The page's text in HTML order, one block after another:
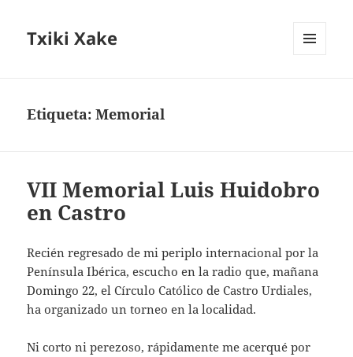
Txiki Xake
Etiqueta:Memorial
VII Memorial Luis Huidobro
en Castro
Recién regresado de mi periplo internacional por la
Península Ibérica, escucho en la radio que, mañana
Domingo 22, el Círculo Católico de Castro Urdiales,
ha organizado un torneo en la localidad.
Ni corto ni perezoso, rápidamente me acerqué por